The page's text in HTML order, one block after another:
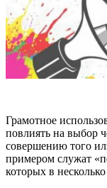
Грамотное
повлиять на выбор
совершению того
примером служат
которых в